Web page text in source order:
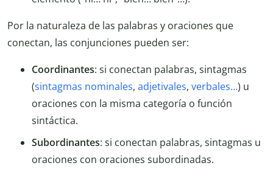
Por la naturaleza de las palabras y oraciones que
conectan, las conjunciones pueden ser:
Coordinantes: si conectan palabras, sintagmas
(sintagmas nominales, adjetivales, verbales…) u
oraciones con la misma categoría o función
sintáctica.
Subordinantes: si conectan palabras, sintagmas u
oraciones con oraciones subordinadas.